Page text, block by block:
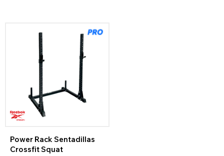
Power Rack Sentadillas
Crossfit Squat